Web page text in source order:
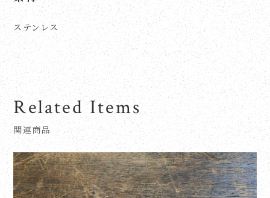
ステンレス
Related Items
関連商品